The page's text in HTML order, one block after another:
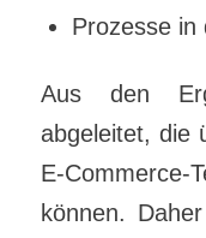
Prozesse in
Aus den
abgeleitet, die
E-
können.